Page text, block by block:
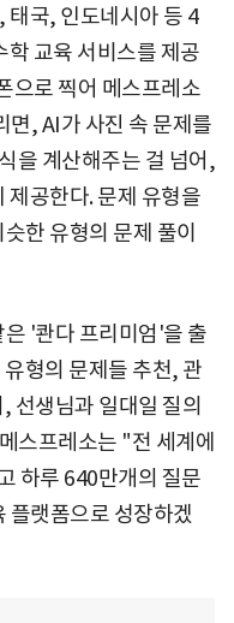
태국, 인도네시아 등 4
교육 서비스를 제공
으로 찍어 메스프레소
, AI가 사진 속 문제를
을 계산해주는 걸 넘어,
제공한다. 문제 유형을
한 유형의 문제 풀이
'콴다 프리미엄'을 출
형의 문제들 추천, 관
선생님과 일대일 질의
스프레소는 "전 세계에
하루 640만개의 질문
랫폼으로 성장하겠